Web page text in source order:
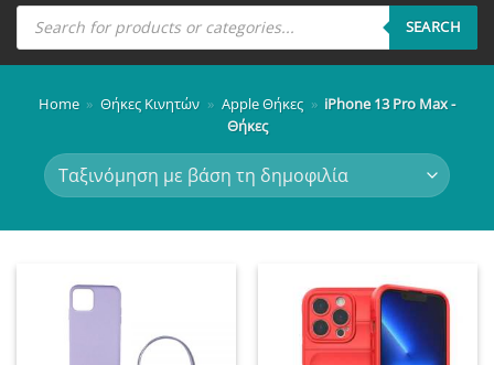
Αναζήτηση
προϊόντων SEARCH
Home » Θήκες Κινητών » Apple Θήκες » iPhone 13 Pro Max -
Θήκες